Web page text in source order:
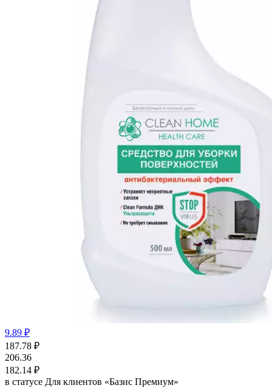
9.89 ₽
187.78 ₽
206.36
182.14 ₽
в статусе Для клиентов «Базис Премиум»